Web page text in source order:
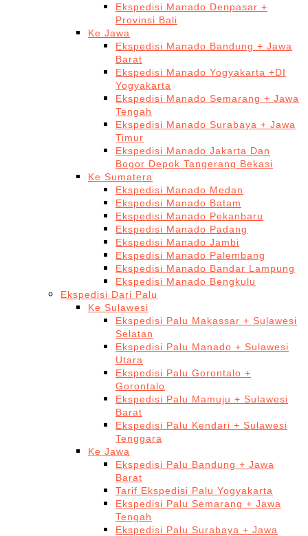
Ekspedisi Manado Denpasar +
Provinsi Bali
Ke Jawa
Ekspedisi Manado Bandung + Jawa
Barat
Ekspedisi Manado Yogyakarta +DI
Yogyakarta
Ekspedisi Manado Semarang + Jawa
Tengah
Ekspedisi Manado Surabaya + Jawa
Timur
Ekspedisi Manado Jakarta Dan
Bogor Depok Tangerang Bekasi
Ke Sumatera
Ekspedisi Manado Medan
Ekspedisi Manado Batam
Ekspedisi Manado Pekanbaru
Ekspedisi Manado Padang
Ekspedisi Manado Jambi
Ekspedisi Manado Palembang
Ekspedisi Manado Bandar Lampung
Ekspedisi Manado Bengkulu
Ekspedisi Dari Palu
Ke Sulawesi
Ekspedisi Palu Makassar + Sulawesi
Selatan
Ekspedisi Palu Manado + Sulawesi
Utara
Ekspedisi Palu Gorontalo +
Gorontalo
Ekspedisi Palu Mamuju + Sulawesi
Barat
Ekspedisi Palu Kendari + Sulawesi
Tenggara
Ke Jawa
Ekspedisi Palu Bandung + Jawa
Barat
Tarif Ekspedisi Palu Yogyakarta
Ekspedisi Palu Semarang + Jawa
Tengah
Ekspedisi Palu Surabaya + Jawa